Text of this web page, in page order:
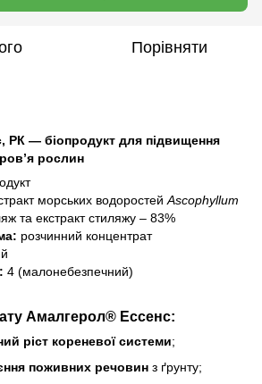
Порівняти
РК — біопродукт для підвищення
рослин
морських водоростей Ascophyllum
та екстракт стиляжу – 83%
розчинний концентрат
4 (малонебезпечний)
Амалгерол® Ессенс:
ріст кореневої системи;
поживних речовин з ґрунту;